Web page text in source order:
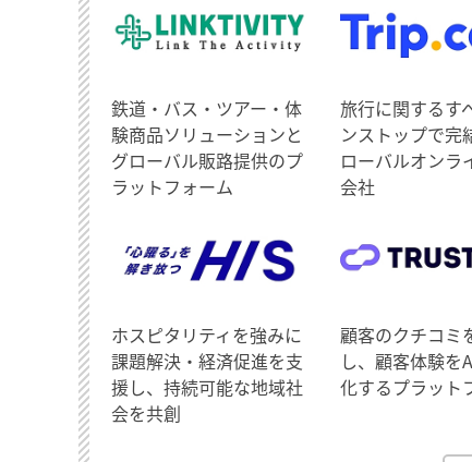
鉄道・バス・ツアー・体
験商品ソリューションと
グローバル販路提供のプ
ラットフォーム
旅行に関するす
ンストップで完
ローバルオンラ
会社
ホスピタリティを強みに
課題解決・経済促進を支
援し、持続可能な地域社
会を共創
顧客のクチコミ
し、顧客体験を
化するプラット